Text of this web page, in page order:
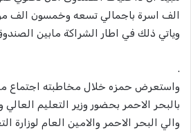
الف اسرة باجمالي تسعه وخمسون الف
وياتي ذلك في اطار الشراكة مابين
.
واستعرض حمزه خلال مخاطبته اجتماع
بالبحر الاحمر بحضور وزير التعليم
والي البحر الاحمر والامين العام لوزارة